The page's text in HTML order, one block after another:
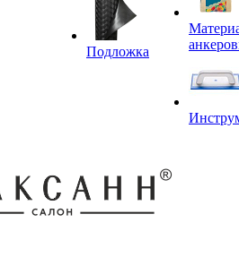
Подложка